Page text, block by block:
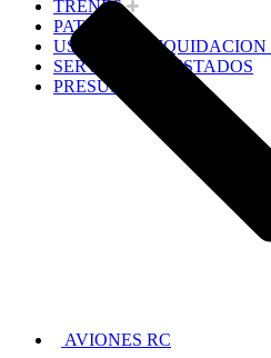
TRENES
PATINES
USADOS Y LIQUIDACION
SERVICIOS PRESTADOS
PRESUPUESTOS
AVIONES RC